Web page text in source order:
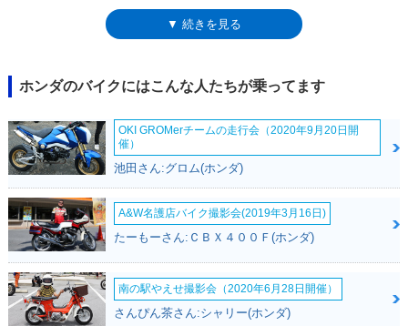
キッドであるCB1100に、往年のカフェレーサー風のテイストを加えたこ
と。CB1100（EX）の18インチホイールに対し、CB1100RSは17インチホ
カラバリの変更を2回行った。2019年モデルでは、減衰力調整機能付きの
リアサスを装備した。2021年10月に発売されたファイナルエディション
を以て、CB1100RSのモデルヒストリーに幕が下ろされた。※2022年10
月、生産終了
▼ 続きを見る
ホンダのバイクにはこんな人たちが乗ってます
OKI GROMerチームの走行会（2020年9月20日開
催）
池田さん:グロム(ホンダ)
A&W名護店バイク撮影会(2019年3月16日)
たーもーさん:ＣＢＸ４００Ｆ(ホンダ)
南の駅やえせ撮影会（2020年6月28日開催）
さんぴん茶さん:シャリー(ホンダ)